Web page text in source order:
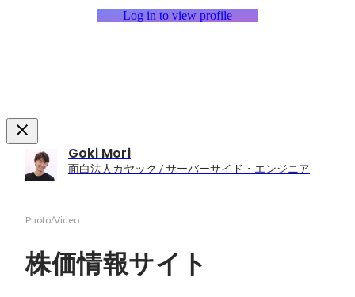
Log in to view profile
Goki Mori
面白法人カヤック / サーバーサイド・エンジニア
Photo/Video
株価情報サイト